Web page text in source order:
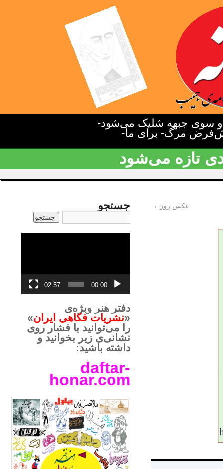
سوی جبهه شلیک می‌شود-
مرگ- برای ما-
تازه می‌شود
عکس روز → جستجو
00:00
02:57
دفتر هنر وبژه‌ی
«نشریات فکاهی ایران»
را می‌توانید با فشار روی
نشانی‌ی زیر بخوانید و
داشته باشید:
daftar-
honar.com